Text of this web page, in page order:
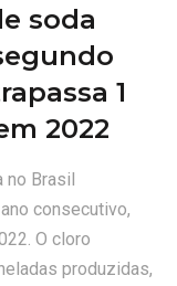
soda
1
2022
no Brasil
consecutivo,
O cloro
produzidas,